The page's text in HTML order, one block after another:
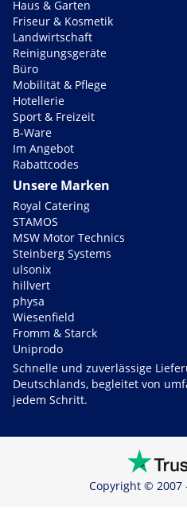
Haus & Garten
Friseur & Kosmetik
Landwirtschaft
Reinigungsgeräte
Büro
Mobilität & Pflege
Hotellerie
Sport & Freizeit
B-Ware
Im Angebot
Rabattcodes
Unsere Marken
Royal Catering
STAMOS
MSW Motor Technics
Steinberg Systems
ulsonix
hillvert
physa
Wiesenfield
Fromm & Starck
Uniprodo
Schnelle und zuverlässige
Deutschlands, begleitet von
jedem Schritt.
Copyright © 2007